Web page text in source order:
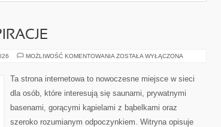
MOŻLIWOŚĆ KOMENTOWANIA ARANŻACJE
ZOSTAŁA WYŁĄCZONA
Ta strona internetowa to nowoczesne miejsce w sieci
dla osób, które interesują się saunami, prywatnymi
basenami, gorącymi kąpielami z bąbelkami oraz
szeroko rozumianym odpoczynkiem. Witryna opisuje